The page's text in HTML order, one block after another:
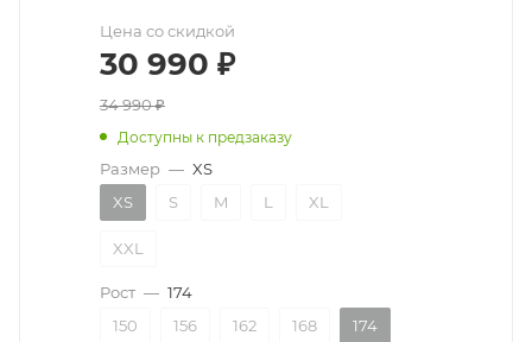
Цена со скидкой
30 990 ₽
34 990₽
Доступны к предзаказу
Размер — XS
XS
S M L XL
XXL
Рост — 174
150
156 162 168 174